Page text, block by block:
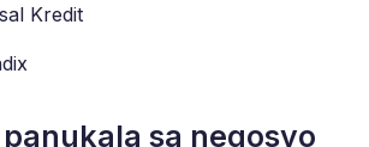
Kredit
sa negosyo